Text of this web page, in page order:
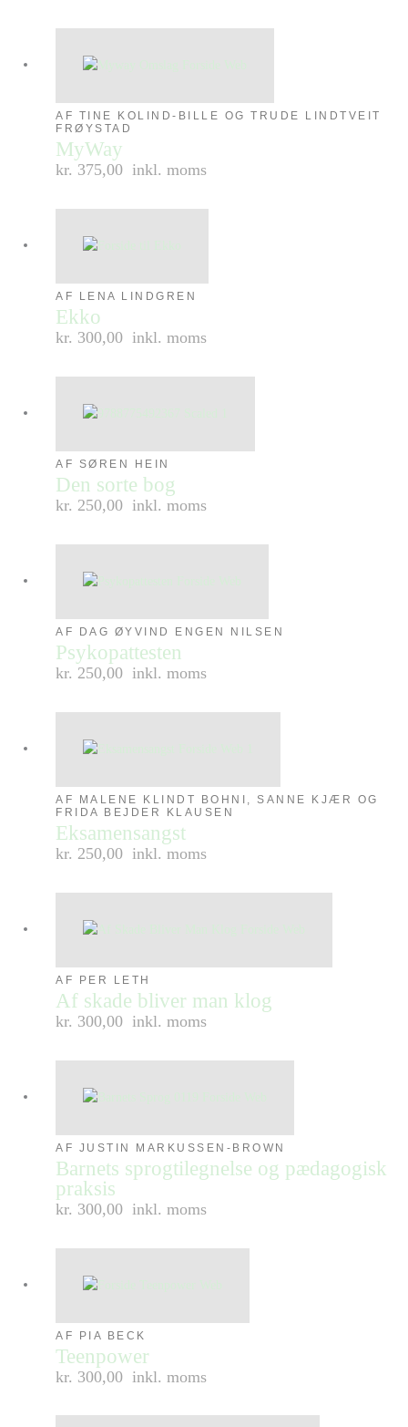
AF TINE KOLIND-BILLE OG TRUDE LINDTVEIT
FRØYSTAD
MyWay
kr. 375,00 inkl. moms
AF LENA LINDGREN
Ekko
kr. 300,00 inkl. moms
AF SØREN HEIN
Den sorte bog
kr. 250,00 inkl. moms
AF DAG ØYVIND ENGEN NILSEN
Psykopattesten
kr. 250,00 inkl. moms
AF MALENE KLINDT BOHNI, SANNE KJÆR OG
FRIDA BEJDER KLAUSEN
Eksamensangst
kr. 250,00 inkl. moms
AF PER LETH
Af skade bliver man klog
kr. 300,00 inkl. moms
AF JUSTIN MARKUSSEN-BROWN
Barnets sprogtilegnelse og pædagogisk
praksis
kr. 300,00 inkl. moms
AF PIA BECK
Teenpower
kr. 300,00 inkl. moms